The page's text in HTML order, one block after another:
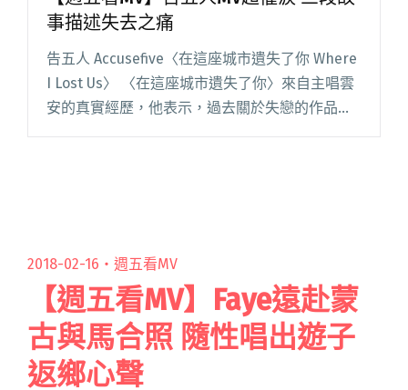
事描述失去之痛
告五人 Accusefive〈在這座城市遺失了你 Where
I Lost Us〉 〈在這座城市遺失了你〉來自主唱雲
安的真實經歷，他表示，過去關於失戀的作品大
多是聆聽朋友的故事或想像的虛構劇情，但這首
2018-02-16・ 週五看MV
【週五看MV】Faye遠赴蒙
古與馬合照 隨性唱出遊子
返鄉心聲